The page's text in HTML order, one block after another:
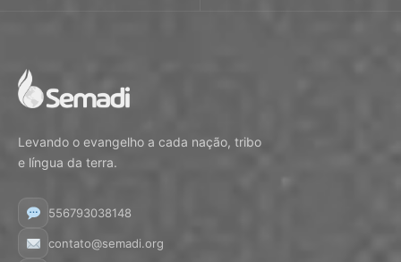
Levando o evangelho a cada nação, tribo
e língua da terra.
556793038148
contato@semadi.org